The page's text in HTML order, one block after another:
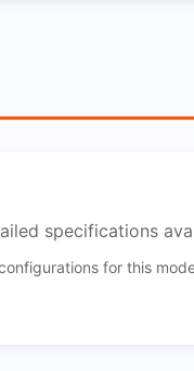
specifications
for this